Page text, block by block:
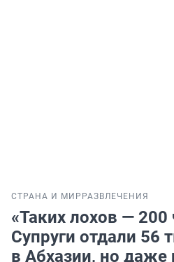
СТРАНА И МИР РАЗВЛЕЧЕНИЯ
«Таких лохов — 200
Супруги отдали 56
в Абхазии, но даже